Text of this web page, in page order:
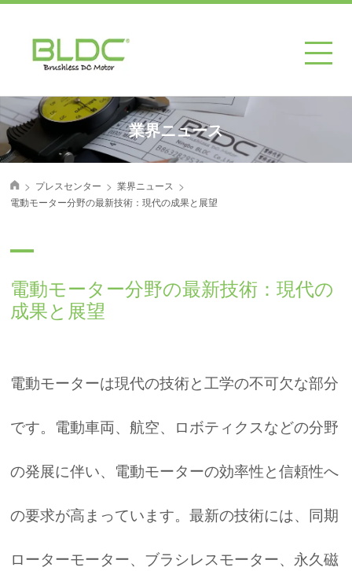
業界ニュース
首页
> プレスセンター > 業界ニュース >
電動モーター分野の最新技術：現代の成果と展望
電動モーター分野の最新技術：現代の
成果と展望
電動モーターは現代の技術と工学の不可欠な部分
です。電動車両、航空、ロボティクスなどの分野
の発展に伴い、電動モーターの効率性と信頼性へ
の要求が高まっています。最新の技術には、同期
ローターモーター、ブラシレスモーター、永久磁